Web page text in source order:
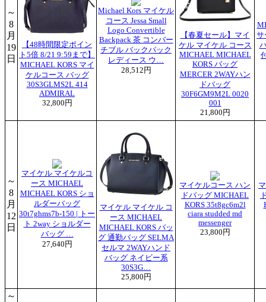
～
8
月
19
日
【48時間限定ポイン
ト5倍 8/21 9:59まで】
MICHAEL KORS マイ
ケルコース バッグ
30S3GLMS2L 414
ADMIRAL
32,800円
Michael Kors マイケル
コース Jessa Small
Logo Convertible
Backpack 茶 コンバー
チブル バックパック
レディース ウ…
28,512円
【春夏セール】マイ
ケル マイケル コース
MICHAEL MICHAEL
KORS バッグ
MERCER 2WAYハン
ドバッグ
30F6GM9M2L 0020
001
21,800円
サ
～
8
月
12
日
マイケル マイケルコ
ース MICHAEL
MICHAEL KORS ショ
ルダーバッグ
30t7ghms7b-150 | トー
ト 2way ショルダー
バッグ …
27,640円
マイケル マイケル コ
ース MICHAEL
MICHAEL KORS バッ
グ 通勤バッグ SELMA
セルマ 2WAYハンド
バッグ ネイビー系
30S3G…
25,800円
マイケルコース ハン
ドバッグ MICHAEL
KORS 35t8gc6m2l
ciara studded md
messenger
23,800円
～